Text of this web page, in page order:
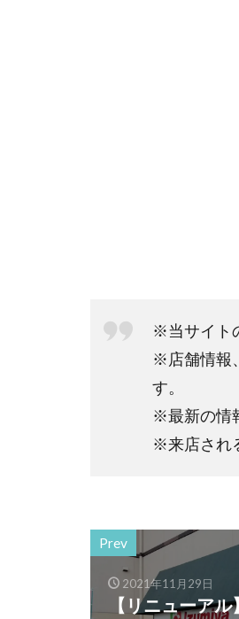
※当サイト
※店舗情報
す。
※最新の情
※来店され
Prev
2021年11月29日
【リニューア